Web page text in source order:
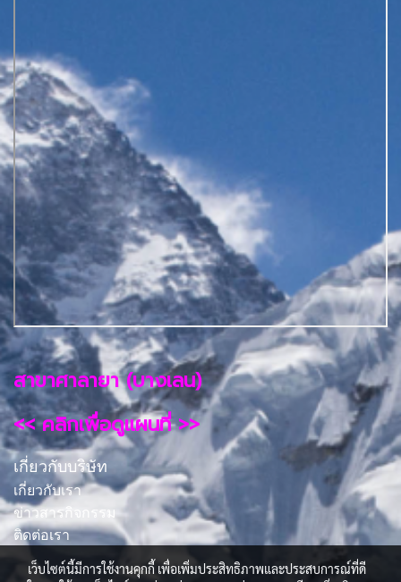
สาขาศาลายา (บางเลน)
<< คลิกเพื่อดูแผนที่ >>
เกี่ยวกับบริษัท
เกี่ยวกับเรา
ข่าวสารกิจกรรม
ติดต่อเรา
เว็บไซต์นี้มีการใช้งานคุกกี้ เพื่อเพิ่มประสิทธิภาพและประสบการณ์ที่ดี